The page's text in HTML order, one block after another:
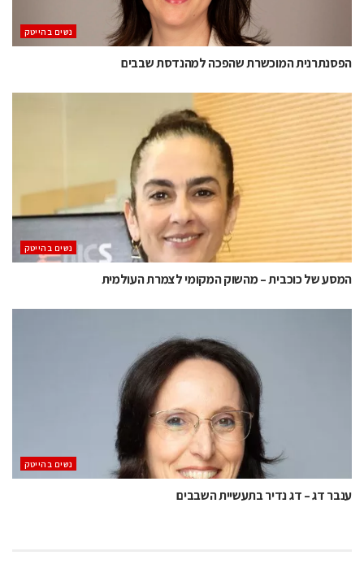
נשים בהייטק
הפסנתרנית המוכשרת שהפכה למהנדסת שבבים
נשים בהייטק
המסע של כוכבית – מהשוק המקומי לצמרת העולמית
נשים בהייטק
ענבר דג – דג נדיר בתעשיית השבבים